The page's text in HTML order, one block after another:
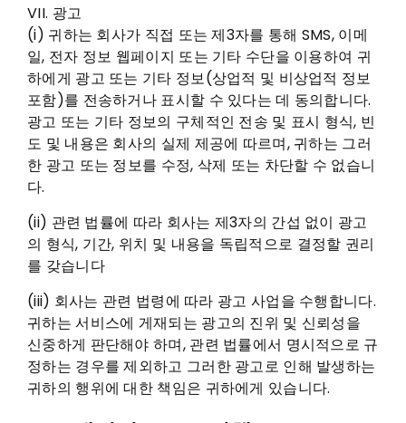
VII. 광고
(i) 귀하는 회사가 직접 또는 제3자를 통해 SMS, 이메
일, 전자 정보 웹페이지 또는 기타 수단을 이용하여 귀
하에게 광고 또는 기타 정보(상업적 및 비상업적 정보
포함)를 전송하거나 표시할 수 있다는 데 동의합니다.
광고 또는 기타 정보의 구체적인 전송 및 표시 형식, 빈
도 및 내용은 회사의 실제 제공에 따르며, 귀하는 그러
한 광고 또는 정보를 수정, 삭제 또는 차단할 수 없습니
다.
(ii) 관련 법률에 따라 회사는 제3자의 간섭 없이 광고
의 형식, 기간, 위치 및 내용을 독립적으로 결정할 권리
를 갖습니다
(iii) 회사는 관련 법령에 따라 광고 사업을 수행합니다.
귀하는 서비스에 게재되는 광고의 진위 및 신뢰성을
신중하게 판단해야 하며, 관련 법률에서 명시적으로 규
정하는 경우를 제외하고 그러한 광고로 인해 발생하는
귀하의 행위에 대한 책임은 귀하에게 있습니다.